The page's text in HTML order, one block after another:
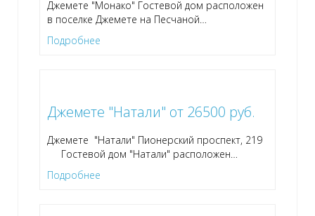
Джемете "Монако" Гостевой дом расположен
в поселке Джемете на Песчаной…
Подробнее
Джемете "Натали" от 26500 руб.
Джемете "Натали" Пионерский проспект, 219
Гостевой дом "Натали" расположен…
Подробнее